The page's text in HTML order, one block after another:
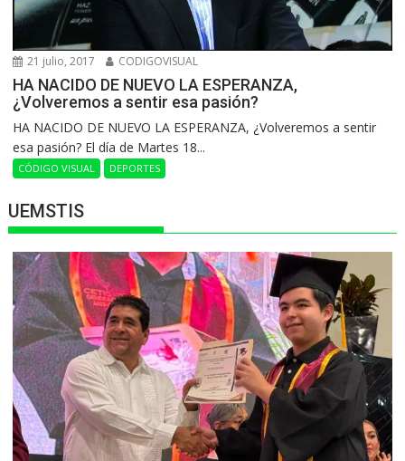
21 julio, 2017 CODIGOVISUAL
HA NACIDO DE NUEVO LA ESPERANZA,
¿Volveremos a sentir esa pasión?
HA NACIDO DE NUEVO LA ESPERANZA, ¿Volveremos a sentir
esa pasión? El día de Martes 18...
CÓDIGO VISUAL DEPORTES
UEMSTIS